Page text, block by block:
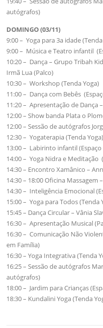
autógrafos)
DOMINGO (03/11)
9:00 – Yoga para 3a idade
9:00 – Música e Teatro infantil
10:20 – Dança – Grupo Tribah
Irmã Lua (Palco)
10:30 – Workshop (Tenda Yoga)
11:00 – Dança com Bebês
11:20 – Apresentação de Dança
12:00 – Show banda Plata o
12:00 – Sessão de autógrafos
12:30 – Yogaterapia (Tenda Yoga)
13:00 – Labirinto infantil
14:00 – Yoga Nidra e Meditação
14:30 – Encontro Xamânico –
14:30 – 18:00 Oficina Massagem
14:30 – Inteligência Emocional
15:00 – Yoga para Todos (Tenda
15:45 – Dança Circular – Vânia
16:30 – Apresentação Musical
16:30 – Comunicação Não
em Família)
16:30 – Yoga Integrativa (Tenda
16:25 – Sessão de autógrafos
autógrafos)
18:00 – Jardim para Crianças
18:30 – Kundalini Yoga (Tenda